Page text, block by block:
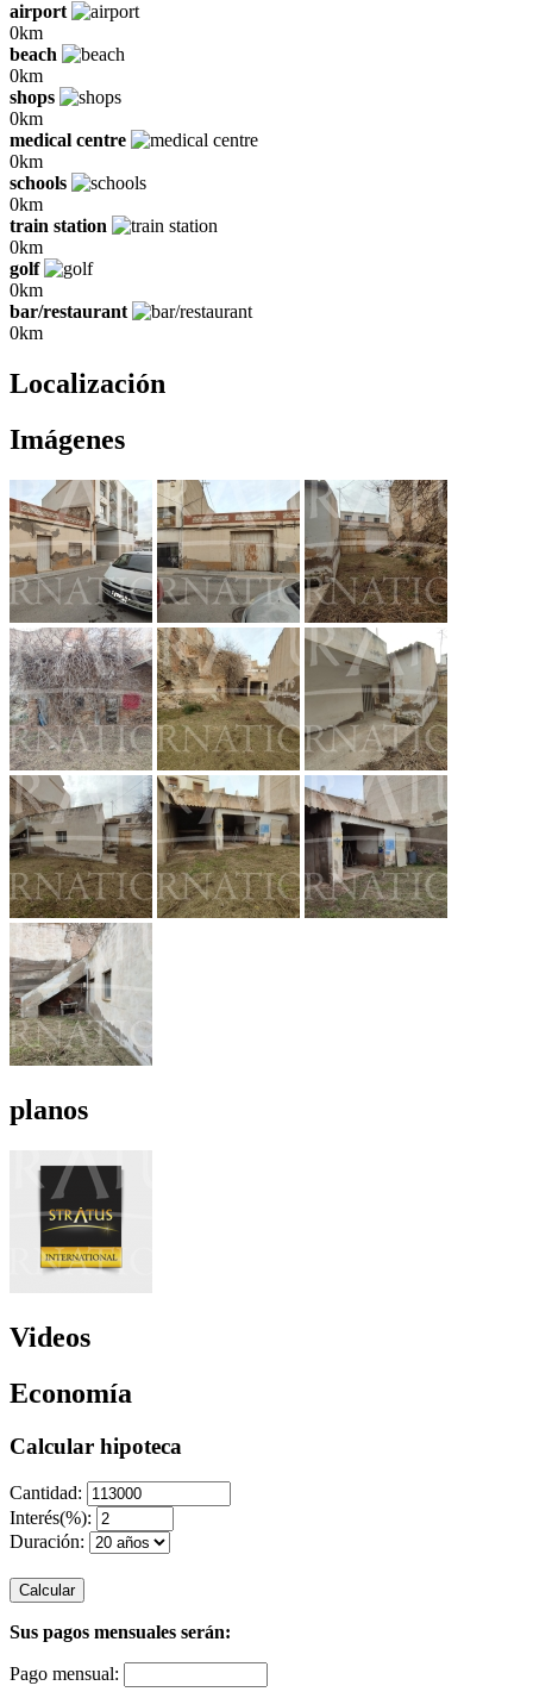
airport
0km
beach
0km
shops
0km
medical centre
0km
schools
0km
train station
0km
golf
0km
bar/restaurant
0km
Localización
Imágenes
planos
Videos
Economía
Calcular hipoteca
Cantidad:
Interés(%):
Duración:
Calcular
Sus pagos mensuales serán:
Pago mensual: